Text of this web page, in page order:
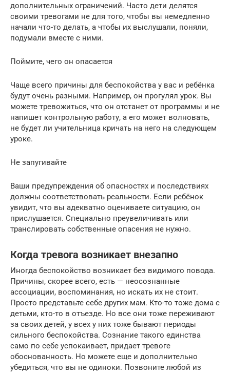
дополнительных ограничений. Часто дети делятся
своими тревогами не для того, чтобы вы немедленно
начали что-то делать, а чтобы их выслушали, поняли,
подумали вместе с ними.
Поймите, чего он опасается
Чаще всего причины для беспокойства у вас и ребёнка
будут очень разными. Например, он прогулял урок. Вы
можете тревожиться, что он отстанет от программы и не
напишет контрольную работу, а его может волновать,
не будет ли учительница кричать на него на следующем
уроке.
Не запугивайте
Ваши предупреждения об опасностях и последствиях
должны соответствовать реальности. Если ребёнок
увидит, что вы адекватно оцениваете ситуацию, он
прислушается. Специально преувеличивать или
транслировать собственные опасения не нужно.
Когда тревога возникает внезапно
Иногда беспокойство возникает без видимого повода.
Причины, скорее всего, есть — неосознанные
ассоциации, воспоминания, но искать их не стоит.
Просто представьте себе других мам. Кто-то тоже дома с
детьми, кто-то в отъезде. Но все они тоже переживают
за своих детей, у всех у них тоже бывают периоды
сильного беспокойства. Сознание такого единства
само по себе успокаивает, придает тревоге
обоснованность. Но можете еще и дополнительно
убедиться, что вы не одиноки. Позвоните любой из